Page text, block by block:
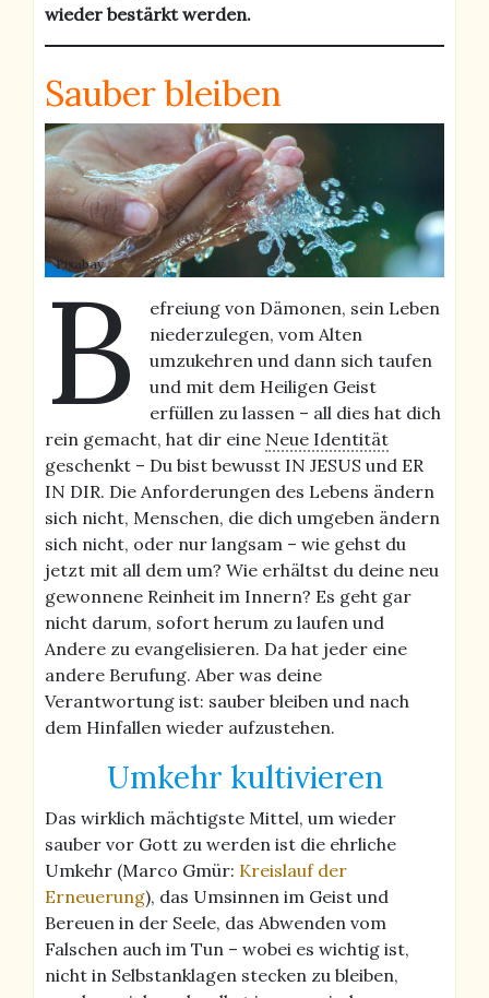
wieder bestärkt werden.
Sauber bleiben
Pixabay
B
efreiung von Dämonen, sein Leben
niederzulegen, vom Alten
umzukehren und dann sich taufen
und mit dem Heiligen Geist
erfüllen zu lassen – all dies hat dich
rein gemacht, hat dir eine Neue Identität
geschenkt – Du bist bewusst IN JESUS und ER
IN DIR. Die Anforderungen des Lebens ändern
sich nicht, Menschen, die dich umgeben ändern
sich nicht, oder nur langsam – wie gehst du
jetzt mit all dem um? Wie erhältst du deine neu
gewonnene Reinheit im Innern? Es geht gar
nicht darum, sofort herum zu laufen und
Andere zu evangelisieren. Da hat jeder eine
andere Berufung. Aber was deine
Verantwortung ist: sauber bleiben und nach
dem Hinfallen wieder aufzustehen.
Umkehr kultivieren
Das wirklich mächtigste Mittel, um wieder
sauber vor Gott zu werden ist die ehrliche
Umkehr (Marco Gmür: Kreislauf der
Erneuerung), das Umsinnen im Geist und
Bereuen in der Seele, das Abwenden vom
Falschen auch im Tun – wobei es wichtig ist,
nicht in Selbstanklagen stecken zu bleiben,